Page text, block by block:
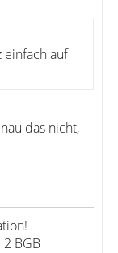
einfach auf
das nicht,
BGB